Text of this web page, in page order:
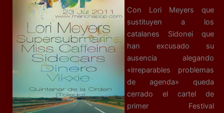
Con Lori Meyers que
sustituyen a los
catalanes Sidonei que
han excusado su
ausencia alegando
«irreparables problemas
de agenda» queda
cerrado el cartel de
primer Festival